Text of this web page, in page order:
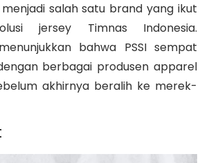
salah satu brand yang ikut
jersey Timnas Indonesia.
bahwa PSSI sempat
berbagai produsen apparel
akhirnya beralih ke merek-